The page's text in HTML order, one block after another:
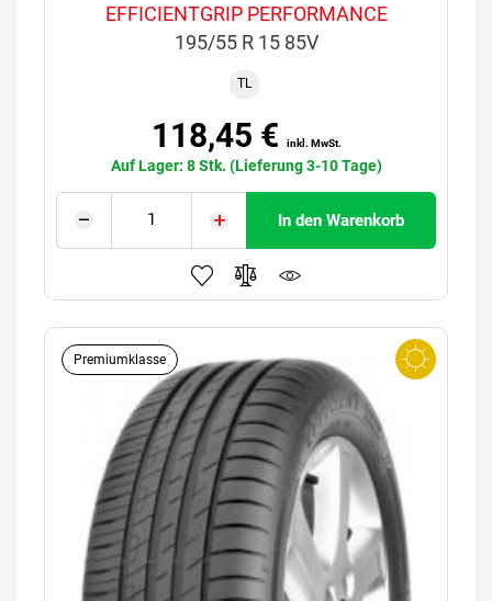
EFFICIENTGRIP PERFORMANCE
195/55 R 15 85V
TL
118,45 € inkl. MwSt.
Auf Lager: 8 Stk. (Lieferung 3-10 Tage)
In den Warenkorb
Premiumklasse